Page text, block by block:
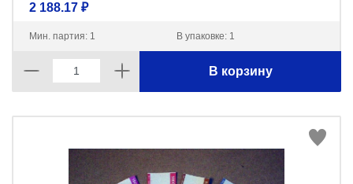
2 188.17 ₽
Мин. партия: 1 В упаковке: 1
В корзину